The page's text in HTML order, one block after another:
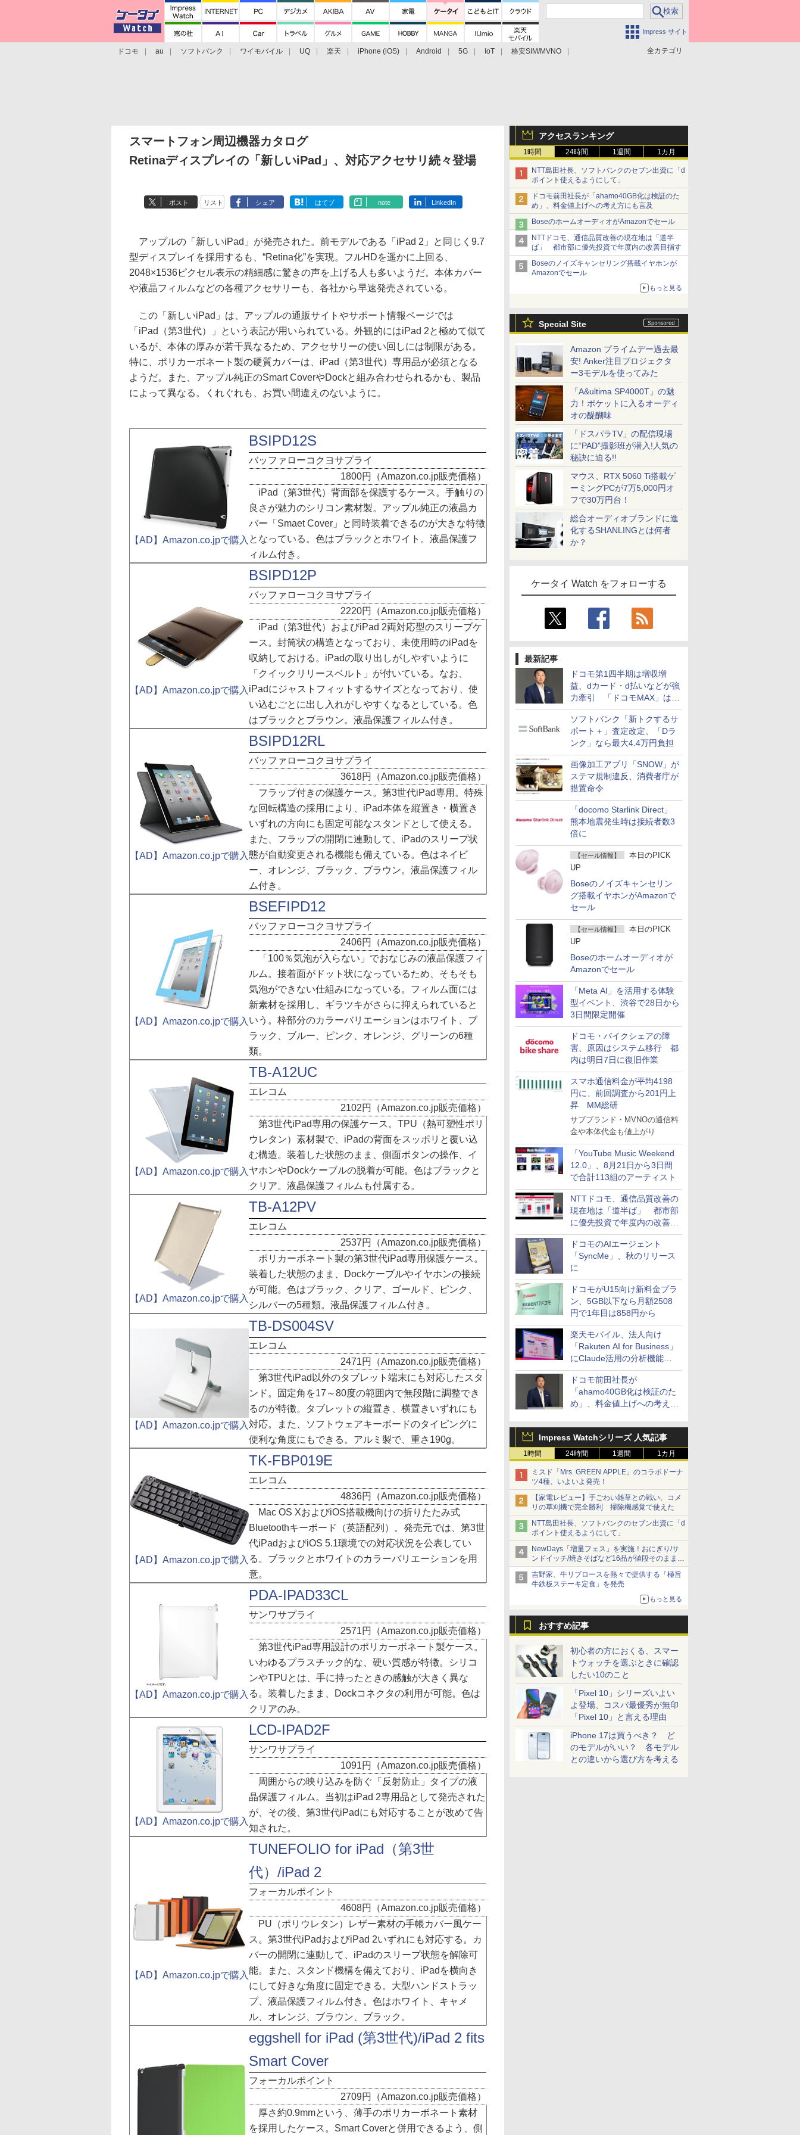
Impress サイト
全カテゴリ
ドコモ au ソフトバンク ワイモバイル UQ 楽天 iPhone (iOS) Android 5G IoT
格安SIM/MVNO
アクセスランキング
1時間 24時間 1週間 1カ月
NTT島田社長、ソフトバンクのセブン出資に「d
ポイント使えるようにして」
ドコモ前田社長が「ahamo40GB化は検証のた
め」、料金値上げへの考え方にも言及
BoseのホームオーディオがAmazonでセール
NTTドコモ、通信品質改善の現在地は「道半
ば」 都市部に優先投資で年度内の改善目指す
Boseのノイズキャンセリング搭載イヤホンが
Amazonでセール
もっと見る
Special Site
Amazon プライムデー過去最
安! Anker注目プロジェクタ
ー3モデルを使ってみた
「A&ultima SP4000T」の魅
力！ポケットに入るオーディ
オの醍醐味
「ドスパラTV」の配信現場
に“PAD”撮影班が潜入!人気の
秘訣に迫る!!
マウス、RTX 5060 Ti搭載ゲ
ーミングPCが7万5,000円オ
フで30万円台！
総合オーディオブランドに進
化するSHANLINGとは何者
か？
ケータイ Watch をフォローする
最新記事
ドコモ第1四半期は増収増
益、dカード・d払いなどが強
力牽引 「ドコモMAX」は
400万契約突破
ソフトバンク「新トクするサ
ポート＋」査定改定、「Dラ
ンク」なら最大4.4万円負担
画像加工アプリ「SNOW」が
ステマ規制違反、消費者庁が
措置命令
「docomo Starlink Direct」
熊本地震発生時は接続者数3
倍に
【セール情報】
本日のPICK
UP
Boseのノイズキャンセリン
グ搭載イヤホンがAmazonで
セール
【セール情報】
本日のPICK
UP
Boseのホームオーディオが
Amazonでセール
「Meta AI」を活用する体験
型イベント、渋谷で28日から
3日間限定開催
ドコモ・バイクシェアの障
害、原因はシステム移行 都
内は明日7日に復旧作業
スマホ通信料金が平均4198
円に、前回調査から201円上
昇 MM総研
サブブランド・MVNOの通信料
金や本体代金も値上がり
「YouTube Music Weekend
12.0」、8月21日から3日間
で合計113組のアーティスト
NTTドコモ、通信品質改善の
現在地は「道半ば」 都市部
に優先投資で年度内の改善目
指す
ドコモのAIエージェント
「SyncMe」、秋のリリース
に
ドコモがU15向け新料金プラ
ン、5GB以下なら月額2508
円で1年目は858円から
楽天モバイル、法人向け
「Rakuten AI for Business」
にClaude活用の分析機能な
どを追加
ドコモ前田社長が
「ahamo40GB化は検証のた
め」、料金値上げへの考え方
Impress Watchシリーズ 人気記事
1時間 24時間 1週間 1カ月
ミスド「Mrs. GREEN APPLE」のコラボドーナ
ツ4種、いよいよ発売！
【家電レビュー】手ごわい雑草との戦い、コメ
リの草刈機で完全勝利 掃除機感覚で使えた
NTT島田社長、ソフトバンクのセブン出資に「d
ポイント使えるようにして」
NewDays「増量フェス」を実施！おにぎり/サ
ンドイッチ/焼きそばなど16品が値段そのままで
ボリュームアップ
吉野家、牛リブロースを熱々で提供する「極旨
牛鉄板ステーキ定食」を発売
もっと見る
おすすめ記事
初心者の方におくる、スマー
トウォッチを選ぶときに確認
したい10のこと
「Pixel 10」シリーズいよい
よ登場、コスパ最優秀が無印
「Pixel 10」と言える理由
iPhone 17は買うべき？ ど
のモデルがいい？ 各モデル
との違いから選び方を考える
スマートフォン周辺機器カタログ
Retinaディスプレイの「新しいiPad」、対応アクセサリ続々登場
ポスト リスト シェア はてブ note LinkedIn
アップルの「新しいiPad」が発売された。前モデルである「iPad 2」と同じく9.7
型ディスプレイを採用するも、“Retina化”を実現。フルHDを遥かに上回る、
2048×1536ピクセル表示の精細感に驚きの声を上げる人も多いようだ。本体カバー
や液晶フィルムなどの各種アクセサリーも、各社から早速発売されている。
この「新しいiPad」は、アップルの通販サイトやサポート情報ページでは
「iPad（第3世代）」という表記が用いられている。外観的にはiPad 2と極めて似て
いるが、本体の厚みが若干異なるため、アクセサリーの使い回しには制限がある。
特に、ポリカーボネート製の硬質カバーは、iPad（第3世代）専用品が必須となる
ようだ。また、アップル純正のSmart CoverやDockと組み合わせられるかも、製品
によって異なる。くれぐれも、お買い間違えのないように。
【AD】Amazon.co.jpで購入
BSIPD12S
バッファローコクヨサプライ
1800円（Amazon.co.jp販売価格）
iPad（第3世代）背面部を保護するケース。手触りの
良さが魅力のシリコン素材製。アップル純正の液晶カ
バー「Smaet Cover」と同時装着できるのが大きな特徴
となっている。色はブラックとホワイト。液晶保護フ
ィルム付き。
【AD】Amazon.co.jpで購入
BSIPD12P
バッファローコクヨサプライ
2220円（Amazon.co.jp販売価格）
iPad（第3世代）およびiPad 2両対応型のスリーブケ
ース。封筒状の構造となっており、未使用時のiPadを
収納しておける。iPadの取り出しがしやすいように
「クイックリリースベルト」が付いている。なお、
iPadにジャストフィットするサイズとなっており、使
い込むごとに出し入れがしやすくなるとしている。色
はブラックとブラウン。液晶保護フィルム付き。
【AD】Amazon.co.jpで購入
BSIPD12RL
バッファローコクヨサプライ
3618円（Amazon.co.jp販売価格）
フラップ付きの保護ケース。第3世代iPad専用。特殊
な回転構造の採用により、iPad本体を縦置き・横置き
いずれの方向にも固定可能なスタンドとして使える。
また、フラップの開閉に連動して、iPadのスリープ状
態が自動変更される機能も備えている。色はネイビ
ー、オレンジ、ブラック、ブラウン。液晶保護フィル
ム付き。
【AD】Amazon.co.jpで購入
BSEFIPD12
バッファローコクヨサプライ
2406円（Amazon.co.jp販売価格）
「100％気泡が入らない」でおなじみの液晶保護フィ
ルム。接着面がドット状になっているため、そもそも
気泡ができない仕組みになっている。フィルム面には
新素材を採用し、ギラツキがさらに抑えられていると
いう。枠部分のカラーバリエーションはホワイト、ブ
ラック、ブルー、ピンク、オレンジ、グリーンの6種
類。
【AD】Amazon.co.jpで購入
TB-A12UC
エレコム
2102円（Amazon.co.jp販売価格）
第3世代iPad専用の保護ケース。TPU（熱可塑性ポリ
ウレタン）素材製で、iPadの背面をスッポリと覆い込
む構造。装着した状態のまま、側面ボタンの操作、イ
ヤホンやDockケーブルの脱着が可能。色はブラックと
クリア。液晶保護フィルムも付属する。
【AD】Amazon.co.jpで購入
TB-A12PV
エレコム
2537円（Amazon.co.jp販売価格）
ポリカーボネート製の第3世代iPad専用保護ケース。
装着した状態のまま、Dockケーブルやイヤホンの接続
が可能。色はブラック、クリア、ゴールド、ピンク、
シルバーの5種類。液晶保護フィルム付き。
【AD】Amazon.co.jpで購入
TB-DS004SV
エレコム
2471円（Amazon.co.jp販売価格）
第3世代iPad以外のタブレット端末にも対応したスタ
ンド。固定角を17～80度の範囲内で無段階に調整でき
るのが特徴。タブレットの縦置き、横置きいずれにも
対応。また、ソフトウェアキーボードのタイピングに
便利な角度にもできる。アルミ製で、重さ190g。
【AD】Amazon.co.jpで購入
TK-FBP019E
エレコム
4836円（Amazon.co.jp販売価格）
Mac OS XおよびiOS搭載機向けの折りたたみ式
Bluetoothキーボード（英語配列）。発売元では、第3世
代iPadおよびiOS 5.1環境での対応状況を公表してい
る。ブラックとホワイトのカラーバリエーションを用
意。
【AD】Amazon.co.jpで購入
PDA-IPAD33CL
サンワサプライ
2571円（Amazon.co.jp販売価格）
第3世代iPad専用設計のポリカーボネート製ケース。
いわゆるプラスチック的な、硬い質感が特徴。シリコ
ンやTPUとは、手に持ったときの感触が大きく異な
る。装着したまま、Dockコネクタの利用が可能。色は
クリアのみ。
【AD】Amazon.co.jpで購入
LCD-IPAD2F
サンワサプライ
1091円（Amazon.co.jp販売価格）
周囲からの映り込みを防ぐ「反射防止」タイプの液
晶保護フィルム。当初はiPad 2専用品として発売された
が、その後、第3世代iPadにも対応することが改めて告
知された。
【AD】Amazon.co.jpで購入
TUNEFOLIO for iPad（第3世
代）/iPad 2
フォーカルポイント
4608円（Amazon.co.jp販売価格）
PU（ポリウレタン）レザー素材の手帳カバー風ケー
ス。第3世代iPadおよびiPad 2いずれにも対応する。カ
バーの開閉に連動して、iPadのスリープ状態を解除可
能。また、スタンド機構を備えており、iPadを横向き
にして好きな角度に固定できる。大型ハンドストラッ
プ、液晶保護フィルム付き。色はホワイト、キャメ
ル、オレンジ、ブラウン、ブラック。
eggshell for iPad (第3世代)/iPad 2 fits
Smart Cover
フォーカルポイント
2709円（Amazon.co.jp販売価格）
厚さ約0.9mmという、薄手のポリカーボネート素材
を採用したケース。Smart Coverと併用できるよう、側